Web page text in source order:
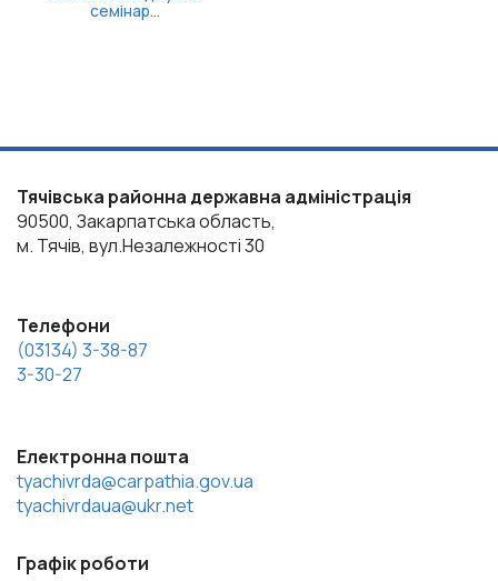
Тячівська районна державна адміністрація
90500, Закарпатська область,
м. Тячів, вул.Незалежності 30
Телефони
(03134) 3-38-87
3-30-27
Електронна пошта
tyachivrda@carpathia.gov.ua
tyachivrdaua@ukr.net
Графік роботи